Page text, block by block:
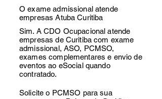
O exame admissional atende
empresas Atuba Curitiba
Sim. A CDO Ocupacional atende
empresas de Curitiba com exame
admissional, ASO, PCMSO,
exames complementares e envio de
eventos ao eSocial quando
contratado.
Solicite o PCMSO para sua